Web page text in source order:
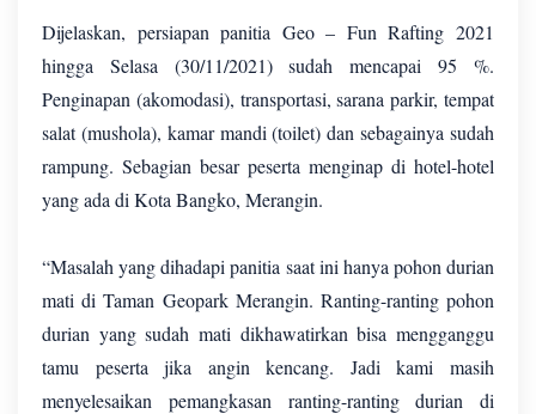
Dijelaskan, persiapan panitia Geo – Fun Rafting 2021
hingga Selasa (30/11/2021) sudah mencapai 95 %.
Penginapan (akomodasi), transportasi, sarana parkir, tempat
salat (mushola), kamar mandi (toilet) dan sebagainya sudah
rampung. Sebagian besar peserta menginap di hotel-hotel
yang ada di Kota Bangko, Merangin.
“Masalah yang dihadapi panitia saat ini hanya pohon durian
mati di Taman Geopark Merangin. Ranting-ranting pohon
durian yang sudah mati dikhawatirkan bisa mengganggu
tamu peserta jika angin kencang. Jadi kami masih
menyelesaikan pemangkasan ranting-ranting durian di